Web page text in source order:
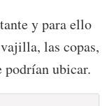
y para ello
las copas,
podrían ubicar.